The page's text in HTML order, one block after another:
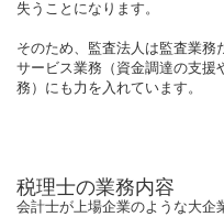
失うことになります。
そのため、監査法人は監査業務
サービス業務（資金調達の支援
務）にも力を入れています。
税理士の業務内容
会計士が上場企業のような大企